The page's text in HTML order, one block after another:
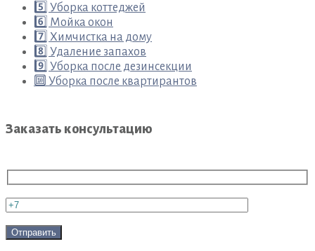
5️⃣ Уборка коттеджей
6️⃣ Мойка окон
7️⃣ Химчистка на дому
8️⃣ Удаление запахов
9️⃣ Уборка после дезинсекции
🔟 Уборка после квартирантов
Заказать консультацию